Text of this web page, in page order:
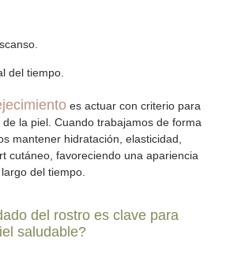
del tiempo.
es actuar con criterio para
la piel. Cuando trabajamos de forma
mantener hidratación, elasticidad,
cutáneo, favoreciendo una apariencia
del tiempo.
del rostro es clave para
saludable?